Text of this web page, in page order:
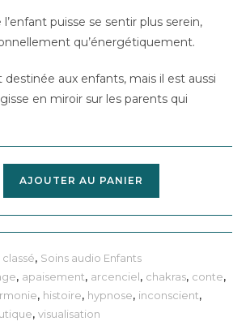
puisse se sentir plus serein,
qu’énergétiquement.
aux enfants, mais il est aussi
en miroir sur les parents qui
AJOUTER AU PANIER
classé, Soins audio Enfants
, apaisement, arcenciel, chakras, conte,
, histoire, hypnose, inconscient,
,visualisation